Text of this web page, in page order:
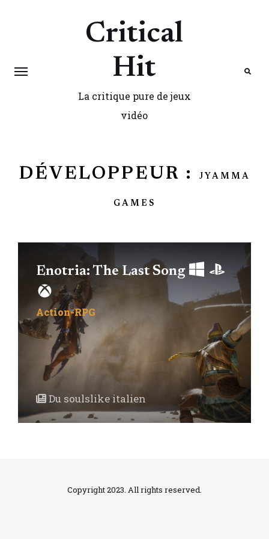
Critical
Hit
La critique pure de jeux
vidéo
DÉVELOPPEUR : JYAMMA
GAMES
Enotria: The Last Song
Action-RPG
Du soulslike italien
Copyright 2023. All rights reserved.